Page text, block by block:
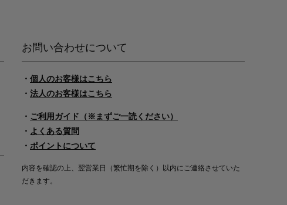
お問い合わせについて
・ 個人のお客様はこちら
・ 法人のお客様はこちら
・ ご利用ガイド（※まずご一読ください）
・ よくある質問
・ ポイントについて
内容を確認の上、翌営業日（繁忙期を除く）以内にご連絡させていた
だきます。